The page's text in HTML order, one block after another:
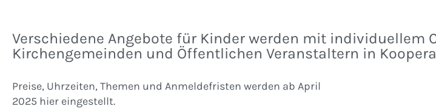
Verschiedene Angebote für Kinder werden mit individuellem
Kirchengemeinden und Öffentlichen Veranstaltern in
Preise, Uhrzeiten, Themen und Anmeldefristen werden ab April
2025 hier eingestellt.